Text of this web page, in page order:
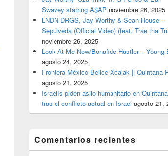
Swavey starring A$AP noviembre 26, 2025
LNDN DRGS, Jay Worthy & Sean House –
Sepulveda (Official Video) (feat. Trae tha
noviembre 26, 2025
Look At Me Now/Bonafide Hustler – Young
agosto 24, 2025
Frontera México Belice Xcalak || Quintana
agosto 21, 2025
Israelís piden asilo humanitario en
tras el conflicto actual en Israel agosto 21,
Comentarios recientes